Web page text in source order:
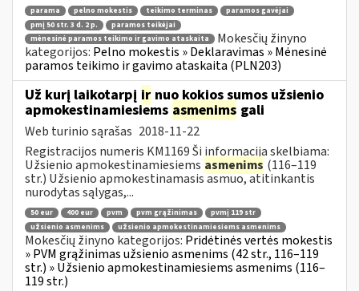
parama pelno mokestis teikimo terminas
paramos gavėjai
pmį 50 str. 3 d. 2 p.
paramos teikėjai
mėnesinė paramos teikimo ir gavimo ataskaita
Mokesčių žinyno
kategorijos: Pelno mokestis » Deklaravimas » Mėnesinė
paramos teikimo ir gavimo ataskaita (PLN203)
Už kurį laikotarpį ir nuo kokios sumos užsienio
apmokestinamiesiems asmenims gali
Web turinio sąrašas 2018-11-22
Registracijos numeris KM1169 Ši informacija skelbiama:
Užsienio apmokestinamiesiems asmenims (116–119
str.) Užsienio apmokestinamasis asmuo, atitinkantis
nurodytas sąlygas,...
50 eur 400 eur pvm pvm grąžinimas
pvmį 119 str
užsienio asmenims
užsienio apmokestinamiesiems asmenims
Mokesčių žinyno kategorijos: Pridėtinės vertės mokestis
» PVM grąžinimas užsienio asmenims (42 str., 116–119
str.) » Užsienio apmokestinamiesiems asmenims (116–
119 str.)